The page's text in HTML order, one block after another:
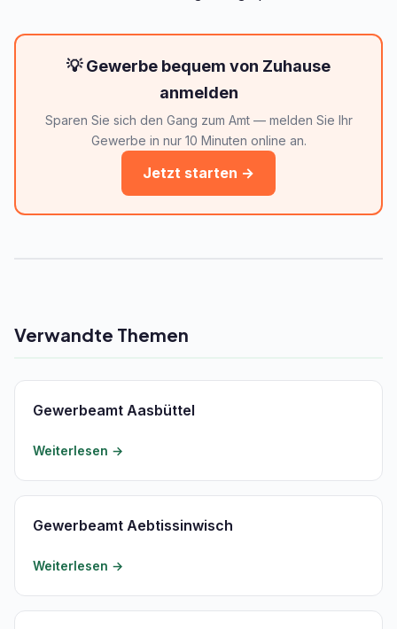
💡 Gewerbe bequem von Zuhause
anmelden
Sparen Sie sich den Gang zum Amt — melden Sie Ihr
Gewerbe in nur 10 Minuten online an.
Jetzt starten →
Verwandte Themen
Gewerbeamt Aasbüttel
Weiterlesen →
Gewerbeamt Aebtissinwisch
Weiterlesen →